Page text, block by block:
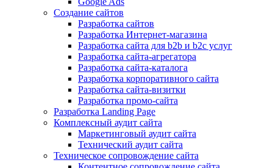
Создание сайтов
Разработка сайтов
Разработка Интернет-магазина
Разработка сайта для b2b и b2c услуг
Разработка сайта-агрегатора
Разработка сайта-каталога
Разработка корпоративного сайта
Разработка сайта-визитки
Разработка промо-сайта
Разработка Landing Page
Комплексный аудит сайта
Маркетинговый аудит сайта
Технический аудит сайта
Техническое сопровождение сайта